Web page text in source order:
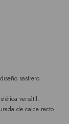
sastrero
versátil.
de calce recto